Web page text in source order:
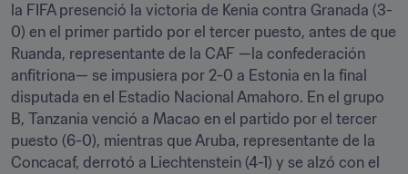
la FIFA presenció la victoria de Kenia contra Granada (3-
0) en el primer partido por el tercer puesto, antes de que
Ruanda, representante de la CAF —la confederación
anfitriona— se impusiera por 2-0 a Estonia en la final
disputada en el Estadio Nacional Amahoro. En el grupo
B, Tanzania venció a Macao en el partido por el tercer
puesto (6-0), mientras que Aruba, representante de la
Concacaf, derrotó a Liechtenstein (4-1) y se alzó con el